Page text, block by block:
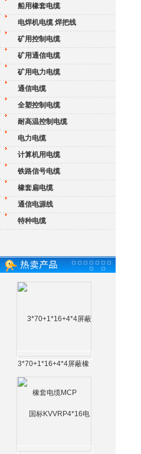
船用橡套电缆
电焊机电缆 焊把线
矿用控制电缆
矿用通信电缆
矿用电力电缆
通信电缆
全塑控制电缆
耐高温控制电缆
电力电缆
计算机用电缆
铁路信号电缆
橡套扁电缆
通信电源线
特种电缆
3*70+1*16+4*4屏蔽橡